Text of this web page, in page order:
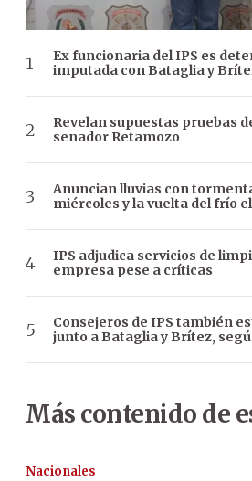
Ex funcionaria del IPS es
imputada con Bataglia y
Revelan supuestas pruebas
senador Retamozo
Anuncian lluvias con
miércoles y la vuelta del frío
IPS adjudica servicios de
empresa pese a críticas
Consejeros de IPS también
junto a Bataglia y Brítez,
Más contenido de
Nacionales